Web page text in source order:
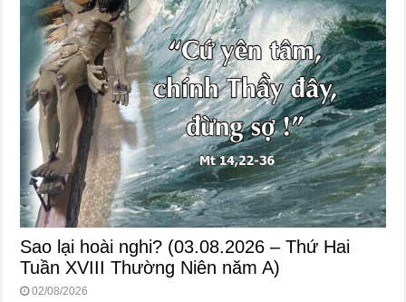
Sao lại hoài nghi? (03.08.2026 – Thứ Hai
Tuần XVIII Thường Niên năm A)
02/08/2026